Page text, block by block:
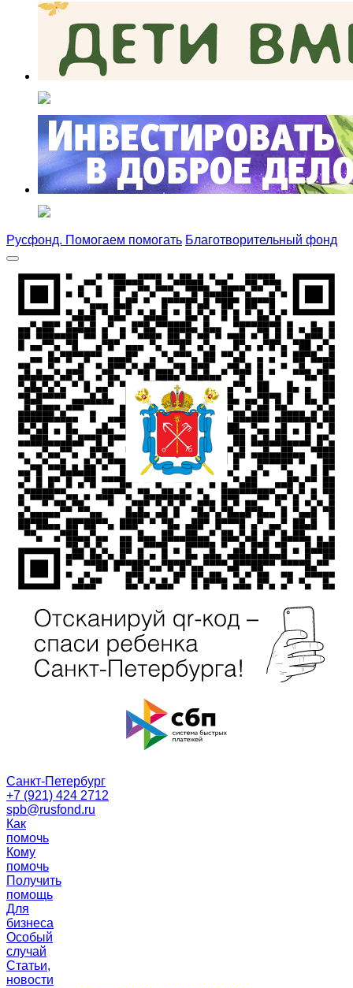
Русфонд. Помогаем помогать Благотворительный фонд
Санкт-Петербург
+7 (921) 424 2712
spb@rusfond.ru
Как
помочь
Кому
помочь
Получить
помощь
Для
бизнеса
Особый
случай
Статьи,
новости